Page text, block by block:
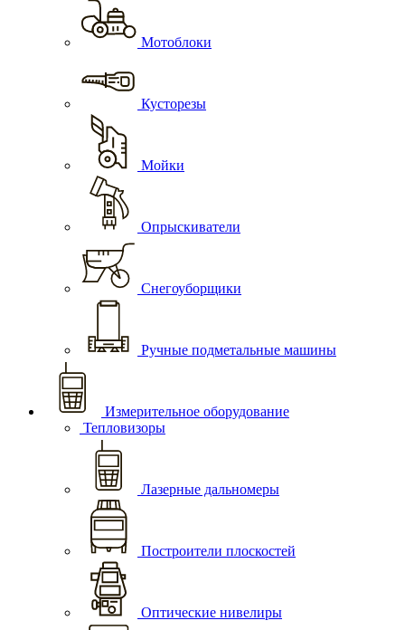
Мотоблоки
Кусторезы
Мойки
Опрыскиватели
Снегоуборщики
Ручные подметальные машины
Измерительное оборудование
Тепловизоры
Лазерные дальномеры
Построители плоскостей
Оптические нивелиры